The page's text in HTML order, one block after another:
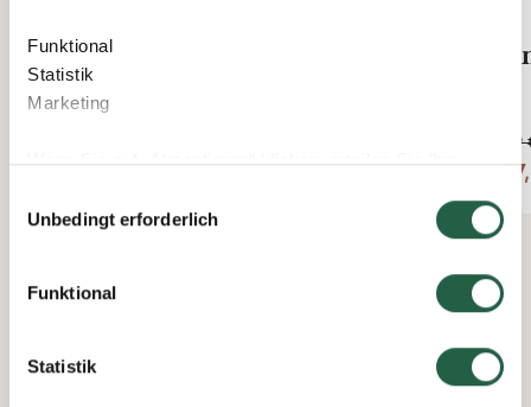
Funktional
Statistik
Marketing
Wenn Sie auf „Akzeptieren“ klicken, erteilen Sie Ihre
entscheiden, welchen Zwecken Sie zustimmen, indem
Sie das Kästchen neben dem Zweck anklicken und auf
Sie auf das kleine Symbol unten links auf der Webseite
klicken. Durch Klicken des Links erhalten Sie weitere
Unbedingt erforderlich
Funktional
Statistik
Fig Pouf
Ab
124,10 €